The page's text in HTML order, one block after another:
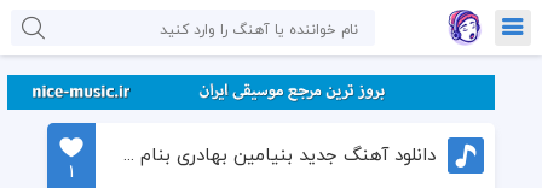
دانلود آهنگ جدید بنیامین بهادری بنام یه بار دیگه اشتباه کن
1